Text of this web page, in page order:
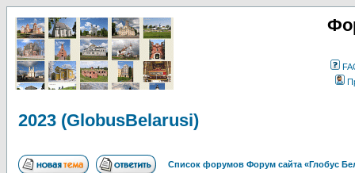
2023 (GlobusBelarusi)
Список форумов Форум сайта «Глобус